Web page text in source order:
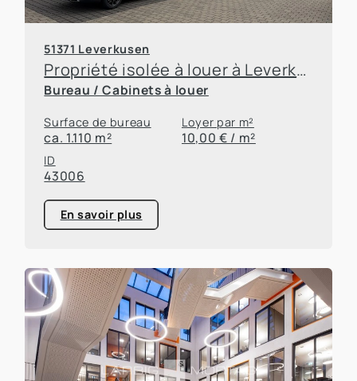
51371 Leverkusen
Propriété isolée à louer à Leverkusen-Bürrig
Bureau / Cabinets à louer
Surface de bureau
ca. 1.110 m²
Loyer par m²
10,00 € / m²
ID
43006
En savoir plus